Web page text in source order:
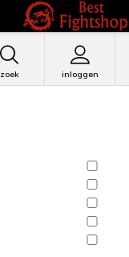
zoek inloggen